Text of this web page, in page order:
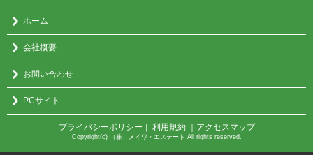
ホーム
会社概要
お問い合わせ
PCサイト
プライバシーポリシー ｜ 利用規約 ｜アクセスマップ
Copyright(c) （株）メイワ・エステート All rights reserved.